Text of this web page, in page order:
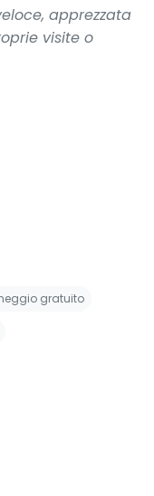
apprezzata
visite o
gratuito